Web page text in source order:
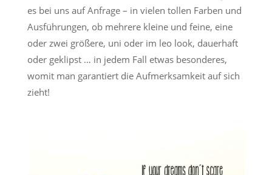
es bei uns auf Anfrage – in vielen tollen Farben und
Ausführungen, ob mehrere kleine und feine, eine
oder zwei größere, uni oder im leo look, dauerhaft
oder geklipst … in jedem Fall etwas besonderes,
womit man garantiert die Aufmerksamkeit auf sich
zieht!